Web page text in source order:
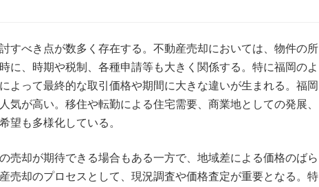
すべき点が数多く存在する。 不動産売却においては、物件の所
に、時期や税制、各種申請等も大きく関係する。特に福岡のよ
よって最終的な取引価格や期間に大きな違いが生まれる。福岡
が高い。移住や転勤による住宅需要、商業地としての発展、
望も多様化している。
売却が期待できる場合もある一方で、地域差による価格のばら
売却のプロセスとして、現況調査や価格査定が重要となる。特